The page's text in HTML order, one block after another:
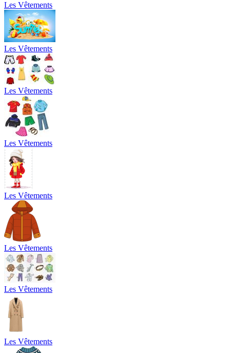
Les Vêtements
Les Vêtements
Les Vêtements
Les Vêtements
Les Vêtements
Les Vêtements
Les Vêtements
Les Vêtements